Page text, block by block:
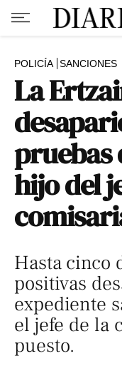
POLICÍA SANCIONES
La
pruebas
hijo del
Hasta cinco
positivas
expediente
el jefe de la
puesto.